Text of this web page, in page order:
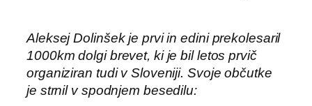
Aleksej Dolinšek je prvi in edini prekolesaril
1000km dolgi brevet, ki je bil letos prvič
organiziran tudi v Sloveniji. Svoje občutke
je strnil v spodnjem besedilu: